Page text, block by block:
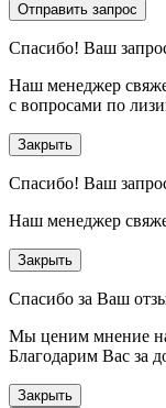
Отправить запрос
Спасибо! Ваш
Наш менеджер
с вопросами по
Закрыть
Спасибо! Ваш
Наш менеджер
Закрыть
Спасибо за Ваш
Мы ценим мнение
Благодарим Вас за
Закрыть